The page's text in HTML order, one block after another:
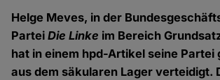
Helge Meves, in der
ParteiDie Linke im Bereich
hat in einem hpd-Artikel seine Partei
aus dem säkularen Lager verteidigt.